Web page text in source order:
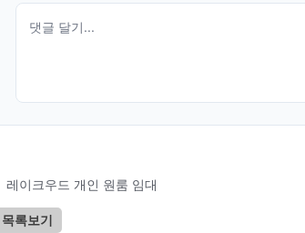
레이크우드 개인 원룸 임대
목록보기